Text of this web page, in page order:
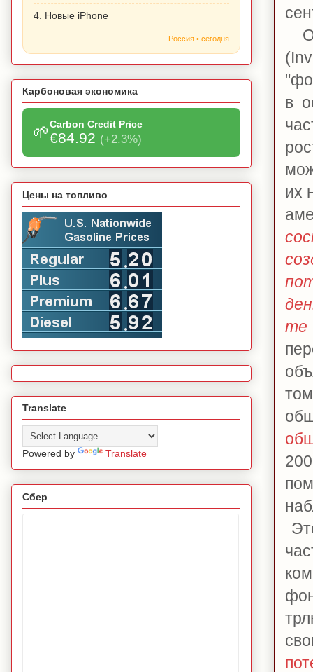
в
их
те
4. Новые iPhone
Россия • сегодня
Карбоновая экономика
🌱Carbon Credit Price
€84.92 (+2.3%)
Цены на топливо
Translate
Powered by Translate
Сбер